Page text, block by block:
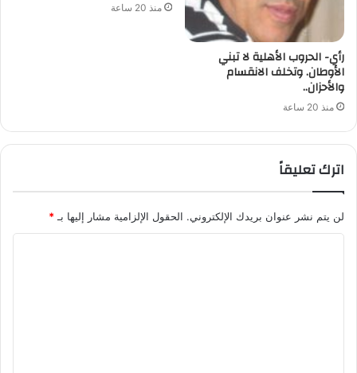
رأي- الحروب الأهلية لا تبني
الأوطان. وتخلف الانقسام
والأحزان..
منذ 20 ساعة
منذ 20 ساعة
اترك تعليقاً
لن يتم نشر عنوان بريدك الإلكتروني. الحقول الإلزامية مشار إليها بـ *